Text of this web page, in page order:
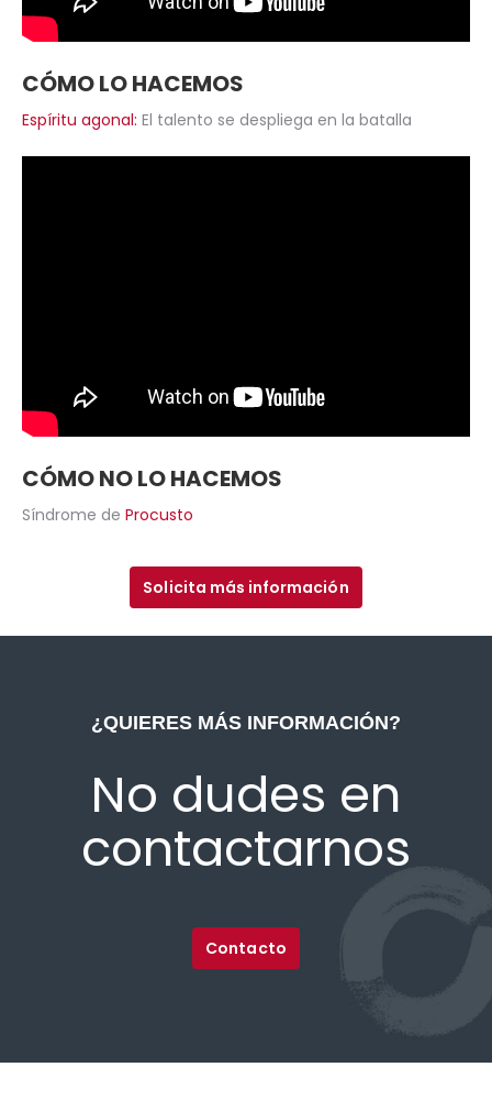
CÓMO LO HACEMOS
Espíritu agonal: El talento se despliega en la batalla
CÓMO NO LO HACEMOS
Síndrome de Procusto
Solicita más información
¿QUIERES MÁS INFORMACIÓN?
No dudes en
contactarnos
Contacto